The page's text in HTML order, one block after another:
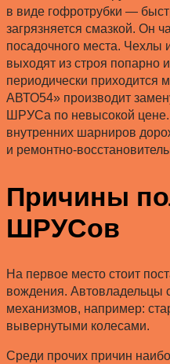
в виде гофротрубки —
загрязняется смазкой. Он
посадочного места. Чехлы
выходят из строя попарно
периодически приходится
АВТО54» производит
ШРУСа по невысокой
внутренних шарниров
и ремонтно-
Причины
ШРУСов
На первое место стоит
вождения. Автовладельцы
механизмов, например:
вывернутыми колесами.
Среди прочих причин